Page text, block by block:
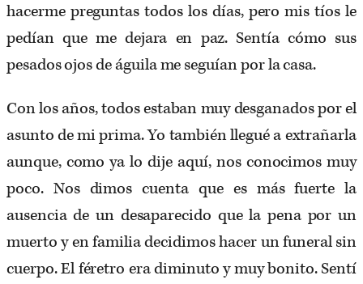
hacerme preguntas todos los días, pero mis tíos le
pedían que me dejara en paz. Sentía cómo sus
pesados ojos de águila me seguían por la casa.
Con los años, todos estaban muy desganados por el
asunto de mi prima. Yo también llegué a extrañarla
aunque, como ya lo dije aquí, nos conocimos muy
poco. Nos dimos cuenta que es más fuerte la
ausencia de un desaparecido que la pena por un
muerto y en familia decidimos hacer un funeral sin
cuerpo. El féretro era diminuto y muy bonito. Sentí